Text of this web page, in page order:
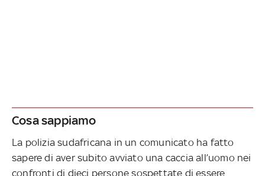
Cosa sappiamo
La polizia sudafricana in un comunicato ha fatto
sapere di aver subito avviato una caccia all’uomo nei
confronti di dieci persone sospettate di essere